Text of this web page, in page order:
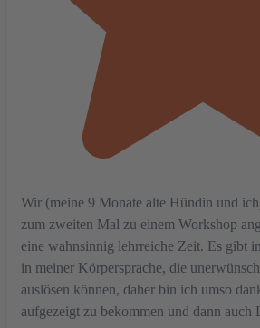
Wir (meine 9 Monate alte Hündin und
zum zweiten Mal zu einem Workshop
eine wahnsinnig lehrreiche Zeit. Es gibt
in meiner Körpersprache, die
auslösen können, daher bin ich umso
aufgezeigt zu bekommen und dann auch